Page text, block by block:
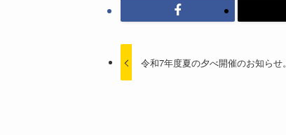
令和7年度夏の夕べ開催のお知らせ。